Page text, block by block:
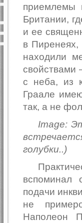
приемлемы
Британии,
и ее
в Пиренеях,
находили
свойствами
с неба, из
Граале
так, а не
Image:
голубки..)
вспоминал
подачи
не
Наполеон